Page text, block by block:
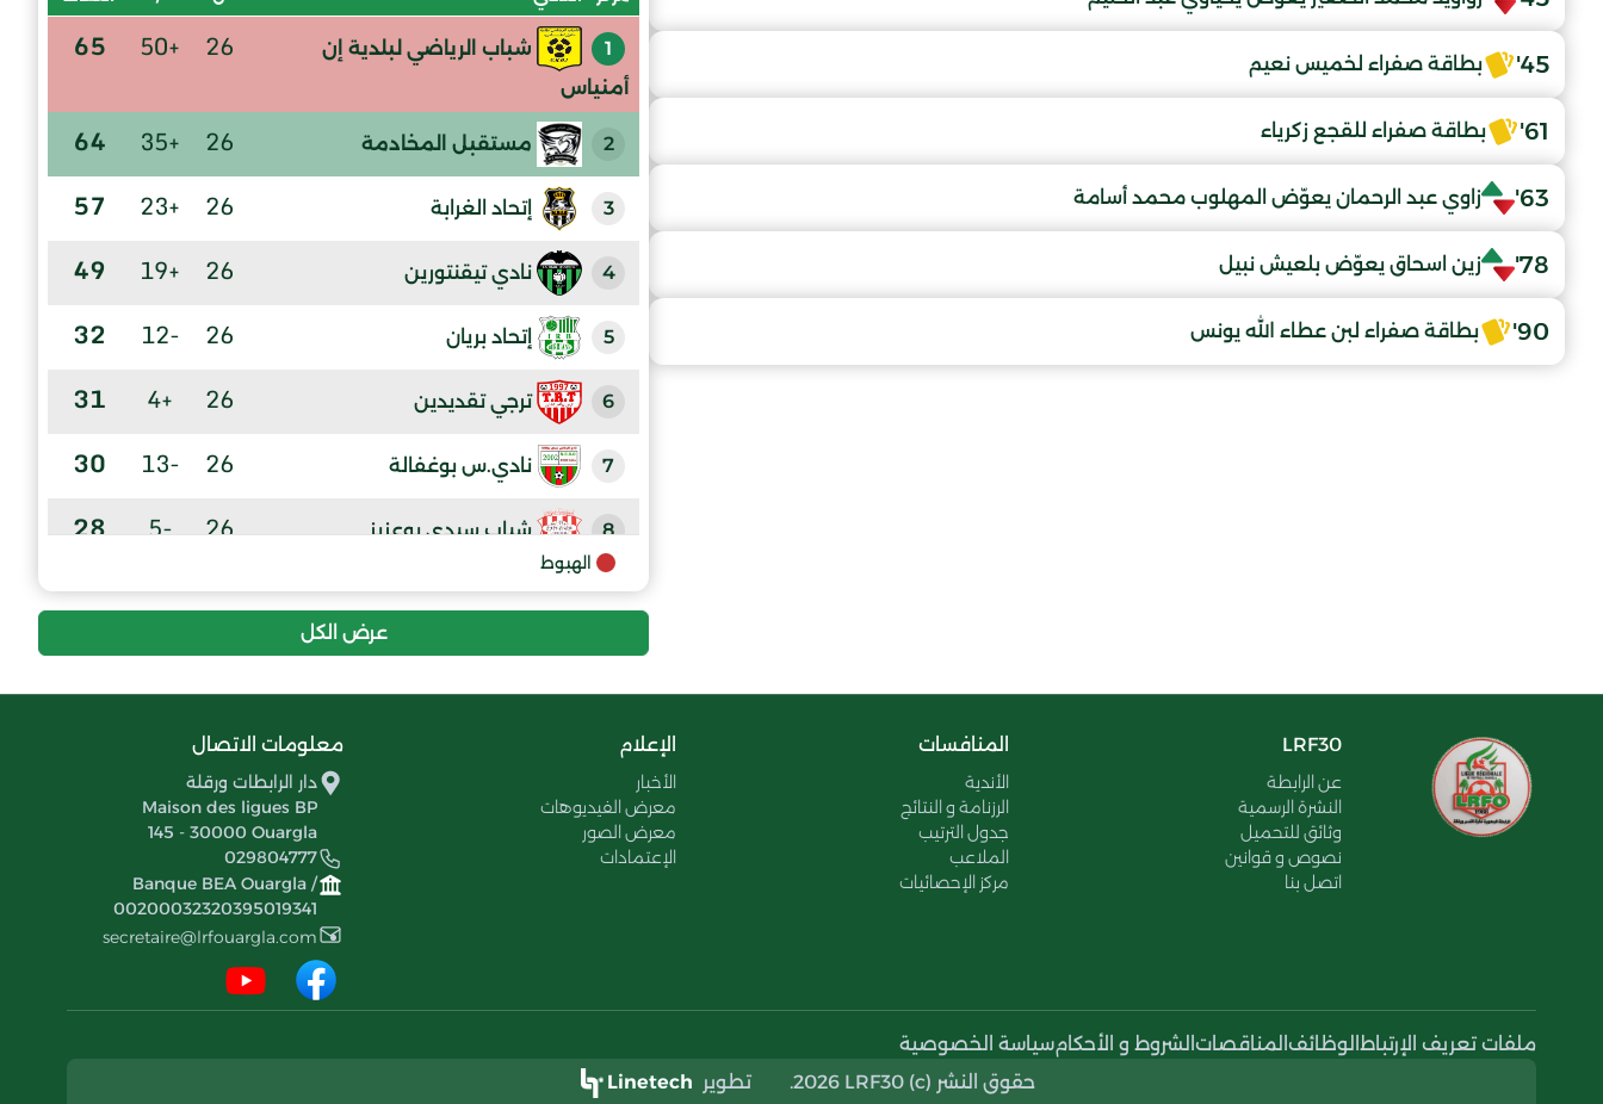
45' بطاقة صفراء لخميس نعيم
61' بطاقة صفراء للقجع زكرياء
63' زاوي عبد الرحمان يعوّض المهلوب محمد أسامة
78' زين اسحاق يعوّض بلعيش نبيل
90' بطاقة صفراء لبن عطاء الله يونس
1
شباب الرياضي لبلدية إن
أمنياس
26
+50
65
2 مستقبل المخادمة 26
+35
64
3 إتحاد الغرابة 26
+23
57
4 نادي تيقنتورين 26
+19
49
5 إتحاد بريان 26
-12
32
6 ترجي تقديدين 26
+4
31
7 نادي.س بوغفالة 26
-13
30
8 شباب سيدي بوعزيز 26
-5
28
9 مدرسة امال النزلة 26
-16
27
10 نادي المنظر الجميل 26
-8
26
26
13
26
-22
26
-29
الهبوط
عرض الكل
LRF30
عن الرابطة
النشرة الرسمية
وثائق للتحميل
نصوص و قوانين
اتصل بنا
المنافسات
الأندية
الرزنامة و النتائج
جدول الترتيب
الملاعب
مركز الإحصائيات
الإعلام
الأخبار
معرض الفيديوهات
معرض الصور
الإعتمادات
معلومات الاتصال
دار الرابطات ورقلة
Maison des ligues BP
145 - 30000 Ouargla
029804777
Banque BEA Ouargla /
00200032320395019341
secretaire@lrfouargla.com
ملفات تعريف الإرتباط الوظائف المناقصات الشروط و الأحكامسياسة الخصوصية
حقوق النشر (c) 2026 LRF30.
تطوير Linetech